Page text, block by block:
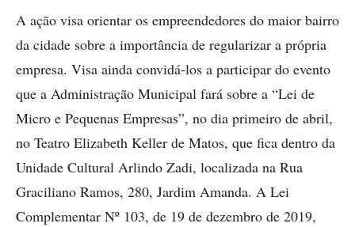
A ação visa orientar os empreendedores do maior bairro
da cidade sobre a importância de regularizar a própria
empresa. Visa ainda convidá-los a participar do evento
que a Administração Municipal fará sobre a “Lei de
Micro e Pequenas Empresas”, no dia primeiro de abril,
no Teatro Elizabeth Keller de Matos, que fica dentro da
Unidade Cultural Arlindo Zadi, localizada na Rua
Graciliano Ramos, 280, Jardim Amanda. A Lei
Complementar Nº 103, de 19 de dezembro de 2019,